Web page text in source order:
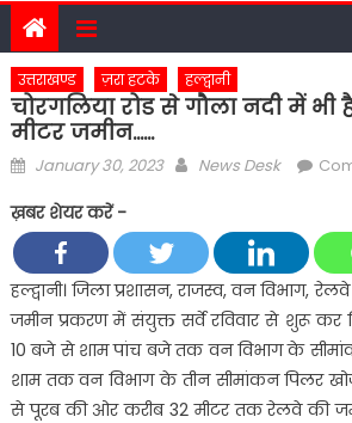
उत्तराखण्ड ज़रा हटके हल्द्वानी
चोरगलिया रोड से गौला नदी में
मीटर जमीन……
Posted
January 30, 2023 Author
News Desk
ख़बर शेयर करें -
हल्द्वानी। जिला प्रशासन, राजस्व, वन विभाग,
जमीन प्रकरण में संयुक्त सर्वे रविवार से शुरू कर
10 बजे से शाम पांच बजे तक वन विभाग के
शाम तक वन विभाग के तीन सीमांकन पिलर
से पूरब की ओर करीब 32 मीटर तक रेलवे की